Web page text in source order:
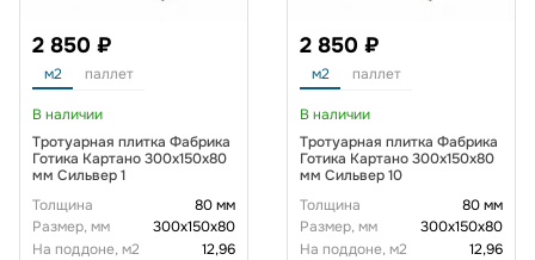
2 850 ₽
м2 паллет
В наличии
Тротуарная плитка Фабрика
Готика Картано 300х150х80
мм Сильвер 1
Толщина
80 мм
Размер, мм
300х150х80
На поддоне, м2
12,96
2 850 ₽
м2 паллет
В наличии
Тротуарная плитка Фабрика
Готика Картано 300х150х80
мм Сильвер 10
Толщина
80 мм
Размер, мм
300х150х80
На поддоне, м2
12,96